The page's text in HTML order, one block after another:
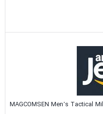
MAGCOMSEN Men’s Tactical